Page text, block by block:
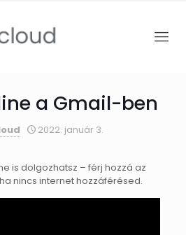
a Gmail-ben
2022. január 3.
is dolgozhatsz – férj hozzá az
nincs internet hozzáférésed.